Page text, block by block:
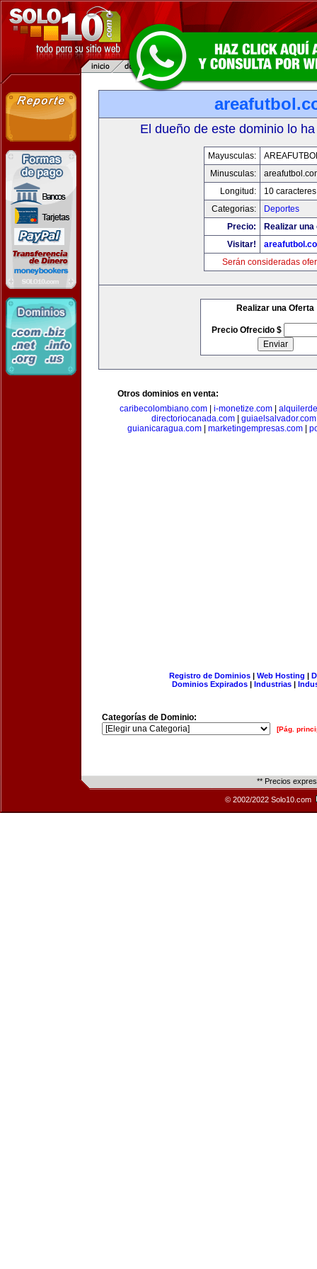
El dueño de este dominio lo
Mayusculas:
Minusculas:
Longitud:
10 caracteres
Categorias:
Deportes
Precio:
Realizar
Visitar!
Serán consideradas
Realizar una Oferta
Precio Ofrecido $
Otros dominios en venta:
caribecolombiano.com
i-monetize.com
directoriocanada.com
guiaelsalvador.com
guianicaragua.com
marketingempresas.com
Registro de Dominios| Web Hosting |
Dominios Expirados | Industrias |
Categorías de Dominio:
[Pág.
** Precios
© 2002/2022 Solo10.com